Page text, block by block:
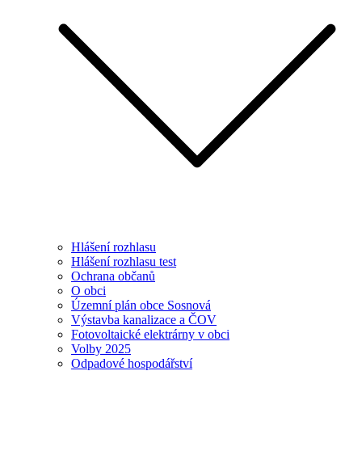
Hlášení rozhlasu
Hlášení rozhlasu test
Ochrana občanů
O obci
Územní plán obce Sosnová
Výstavba kanalizace a ČOV
Fotovoltaické elektrárny v obci
Volby 2025
Odpadové hospodářství